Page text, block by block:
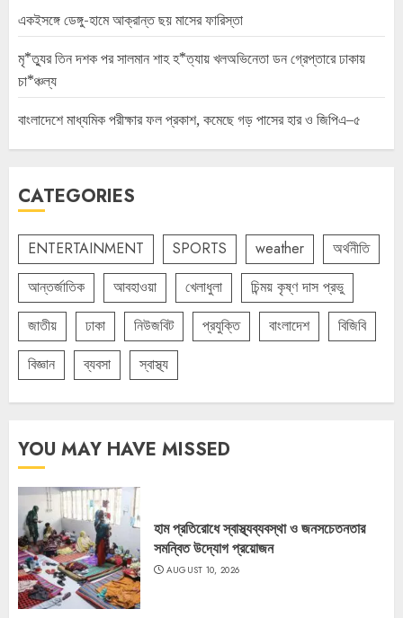
একইসঙ্গে ডেঙ্গু-হামে আক্রান্ত ছয় মাসের ফারিস্তা
মৃ*ত্যুর তিন দশক পর সালমান শাহ হ*ত্যায় খলঅভিনেতা ডন গ্রেপ্তারে ঢাকায়
চা*ঞ্চল্য
বাংলাদেশে মাধ্যমিক পরীক্ষার ফল প্রকাশ, কমেছে গড় পাসের হার ও জিপিএ–৫
CATEGORIES
ENTERTAINMENT SPORTS weather
অর্থনীতি
আন্তর্জাতিক
আবহাওয়া খেলাধুলা
চিন্ময় কৃষ্ণ দাস প্রভু
জাতীয়
ঢাকা নিউজবিট প্রযুক্তি বাংলাদেশ
বিজিবি
বিজ্ঞান
ব্যবসা স্বাস্থ্য
YOU MAY HAVE MISSED
হাম প্রতিরোধে স্বাস্থ্যব্যবস্থা ও জনসচেতনতার
সমন্বিত উদ্যোগ প্রয়োজন
AUGUST 10, 2026